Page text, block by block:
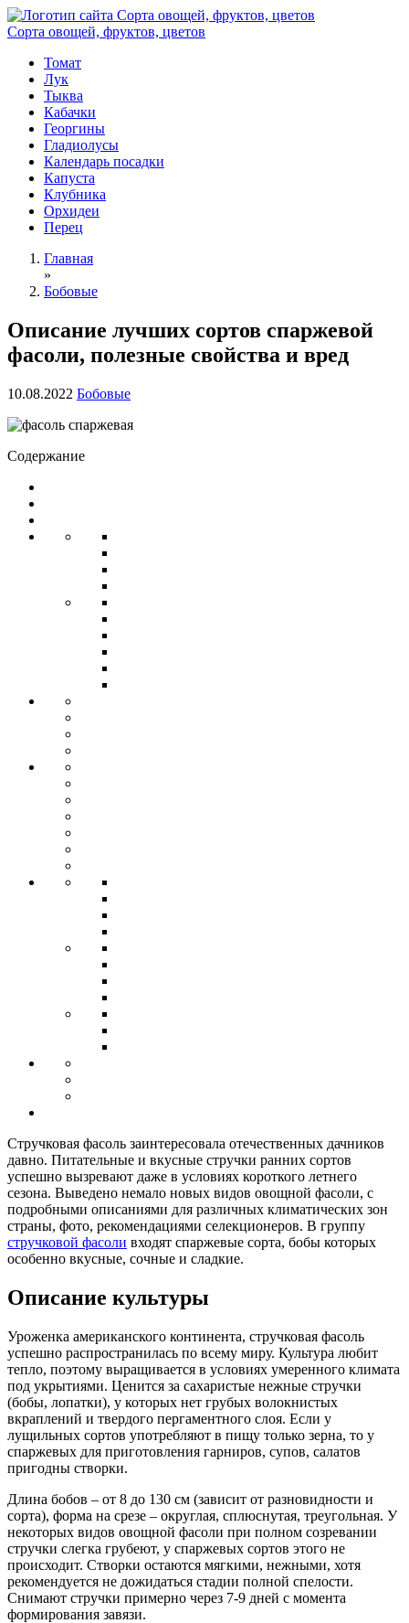
Сорта овощей, фруктов, цветов
Томат
Лук
Тыква
Кабачки
Георгины
Гладиолусы
Календарь посадки
Капуста
Клубника
Орхидеи
Перец
Главная
»
Бобовые
Описание лучших сортов спаржевой
фасоли, полезные свойства и вред
10.08.2022 Бобовые
Содержание
Стручковая фасоль заинтересовала отечественных дачников
давно. Питательные и вкусные стручки ранних сортов
успешно вызревают даже в условиях короткого летнего
сезона. Выведено немало новых видов овощной фасоли, с
подробными описаниями для различных климатических зон
страны, фото, рекомендациями селекционеров. В группу
стручковой фасоли входят спаржевые сорта, бобы которых
особенно вкусные, сочные и сладкие.
Описание культуры
Уроженка американского континента, стручковая фасоль
успешно распространилась по всему миру. Культура любит
тепло, поэтому выращивается в условиях умеренного климата
под укрытиями. Ценится за сахаристые нежные стручки
(бобы, лопатки), у которых нет грубых волокнистых
вкраплений и твердого пергаментного слоя. Если у
лущильных сортов употребляют в пищу только зерна, то у
спаржевых для приготовления гарниров, супов, салатов
пригодны створки.
Длина бобов – от 8 до 130 см (зависит от разновидности и
сорта), форма на срезе – округлая, сплюснутая, треугольная. У
некоторых видов овощной фасоли при полном созревании
стручки слегка грубеют, у спаржевых сортов этого не
происходит. Створки остаются мягкими, нежными, хотя
рекомендуется не дожидаться стадии полной спелости.
Снимают стручки примерно через 7-9 дней с момента
формирования завязи.